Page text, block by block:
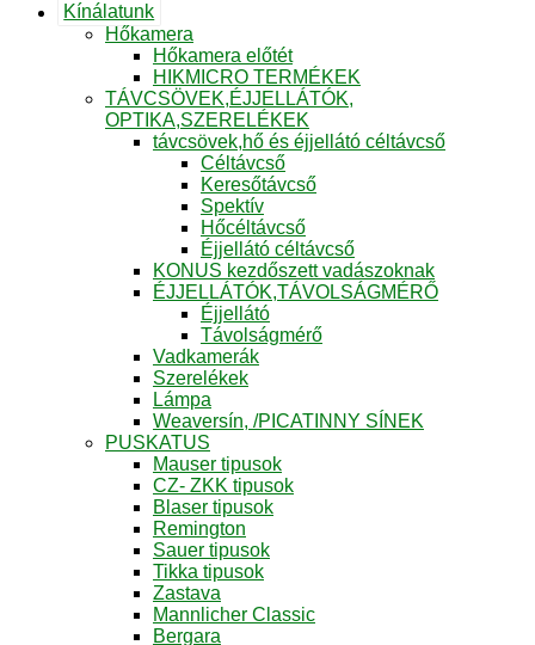
Kínálatunk
Hőkamera
Hőkamera előtét
HIKMICRO TERMÉKEK
TÁVCSÖVEK,ÉJJELLÁTÓK,
OPTIKA,SZERELÉKEK
távcsövek,hő és éjjellátó céltávcső
Céltávcső
Keresőtávcső
Spektív
Hőcéltávcső
Éjjellátó céltávcső
KONUS kezdőszett vadászoknak
ÉJJELLÁTÓK,TÁVOLSÁGMÉRŐ
Éjjellátó
Távolságmérő
Vadkamerák
Szerelékek
Lámpa
Weaversín, /PICATINNY SÍNEK
PUSKATUS
Mauser tipusok
CZ- ZKK tipusok
Blaser tipusok
Remington
Sauer tipusok
Tikka tipusok
Zastava
Mannlicher Classic
Bergara